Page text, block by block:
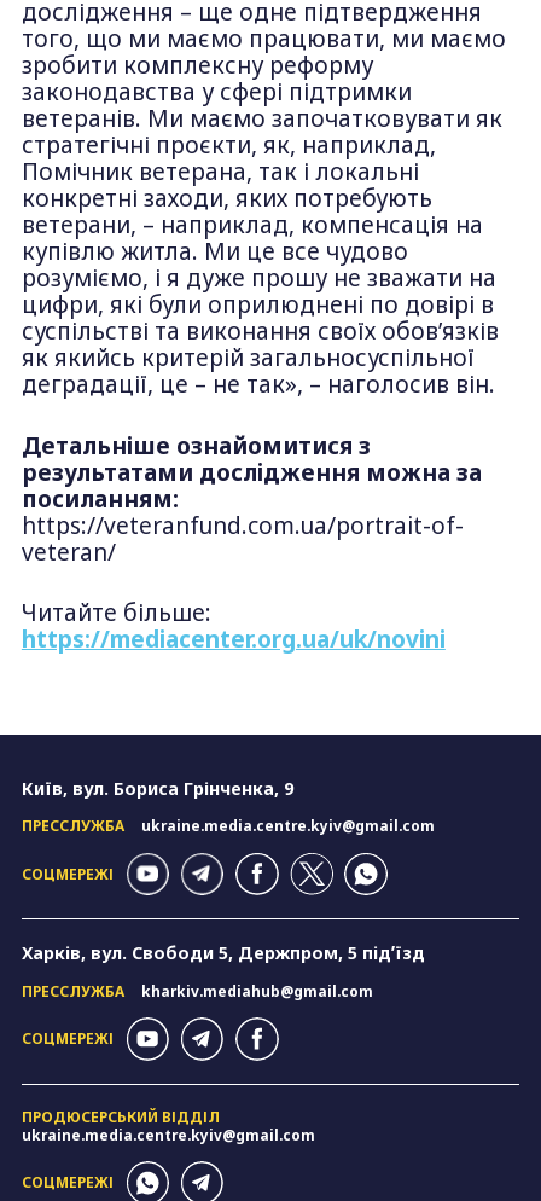
дослідження – ще одне підтвердження
того, що ми маємо працювати, ми маємо
зробити комплексну реформу
законодавства у сфері підтримки
ветеранів. Ми маємо започатковувати як
стратегічні проєкти, як, наприклад,
Помічник ветерана, так і локальні
конкретні заходи, яких потребують
ветерани, – наприклад, компенсація на
купівлю житла. Ми це все чудово
розуміємо, і я дуже прошу не зважати на
цифри, які були оприлюднені по довірі в
суспільстві та виконання своїх обов’язків
як якийсь критерій загальносуспільної
деградації, це – не так», – наголосив він.
Детальніше ознайомитися з
результатами дослідження можна за
посиланням:
https://veteranfund.com.ua/portrait-of-
veteran/
Читайте більше:
https://mediacenter.org.ua/uk/novini
Київ, вул. Бориса Грінченка, 9
ПРЕССЛУЖБА ukraine.media.centre.kyiv@gmail.com
СОЦМЕРЕЖІ
Харків, вул. Свободи 5, Держпром, 5 підʼїзд
ПРЕССЛУЖБА kharkiv.mediahub@gmail.com
СОЦМЕРЕЖІ
ПРОДЮСЕРСЬКИЙ ВІДДІЛ
ukraine.media.centre.kyiv@gmail.com
СОЦМЕРЕЖІ